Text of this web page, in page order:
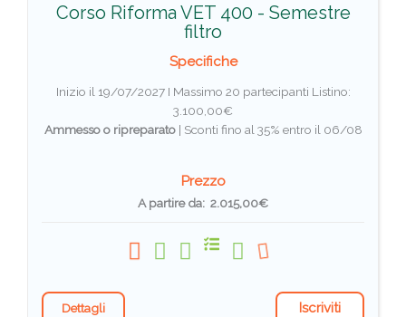
Corso Riforma VET 400 - Semestre
filtro
Specifiche
Inizio il 19/07/2027 I Massimo 20 partecipanti Listino:
3.100,00€
Ammesso o ripreparato| Sconti fino al 35% entro il 06/08
Prezzo
A partire da: 2.015,00€
Dettagli Iscriviti